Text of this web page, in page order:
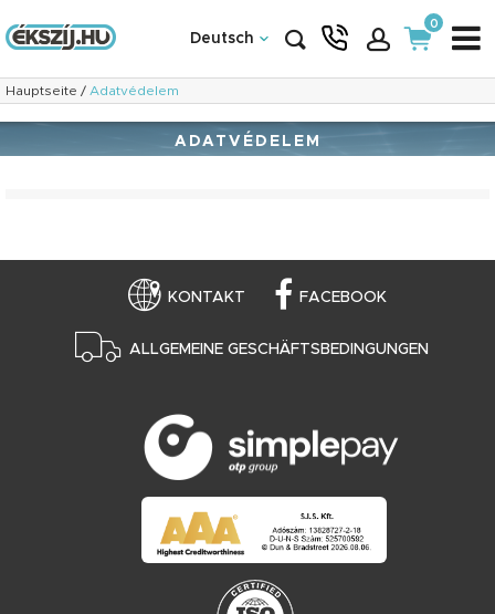
Deutsch
0
Hauptseite / Adatvédelem
ADATVÉDELEM
KONTAKT FACEBOOK
ALLGEMEINE GESCHÄFTSBEDINGUNGEN